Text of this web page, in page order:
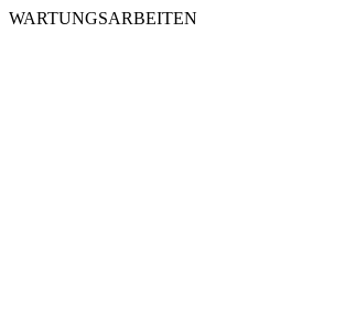
WARTUNGSARBEITEN